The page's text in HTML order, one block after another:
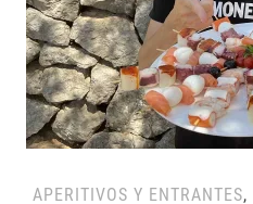
APERITIVOS Y ENTRANTES,